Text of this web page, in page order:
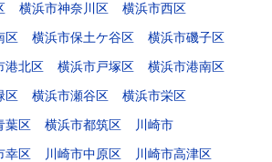
横浜市神奈川区
横浜市西区
区 横浜市保土ケ谷区
横浜市磯子区
港北区 横浜市戸塚区
横浜市港南区
区 横浜市瀬谷区
横浜市栄区
葉区 横浜市都筑区
川崎市
幸区 川崎市中原区
川崎市高津区